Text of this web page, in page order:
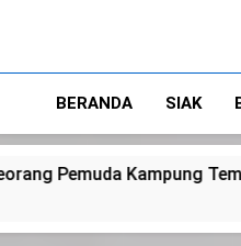
BERANDA SIAK
Dukung Program